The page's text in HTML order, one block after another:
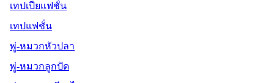
เทปเปียแฟชั่น
เทปแฟชั่น
พู่-หมวกหัวปลา
พู่-หมวกลูกปัด